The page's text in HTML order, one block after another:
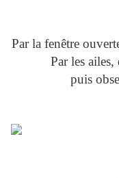
Par la fenêtre
Par les
puis